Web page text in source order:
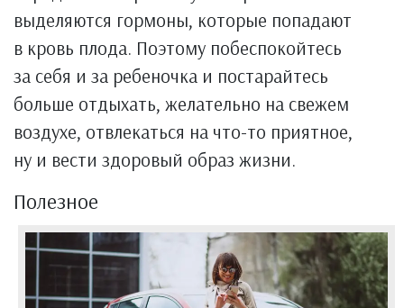
выделяются гормоны, которые попадают
в кровь плода. Поэтому побеспокойтесь
за себя и за ребеночка и постарайтесь
больше отдыхать, желательно на свежем
воздухе, отвлекаться на что-то приятное,
ну и вести здоровый образ жизни.
Полезное